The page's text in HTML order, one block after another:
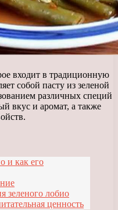
входит в традиционную
собой пасту из зеленой
различных специй
вкус и аромат, а также
и как его
зеленого лобио
ценность